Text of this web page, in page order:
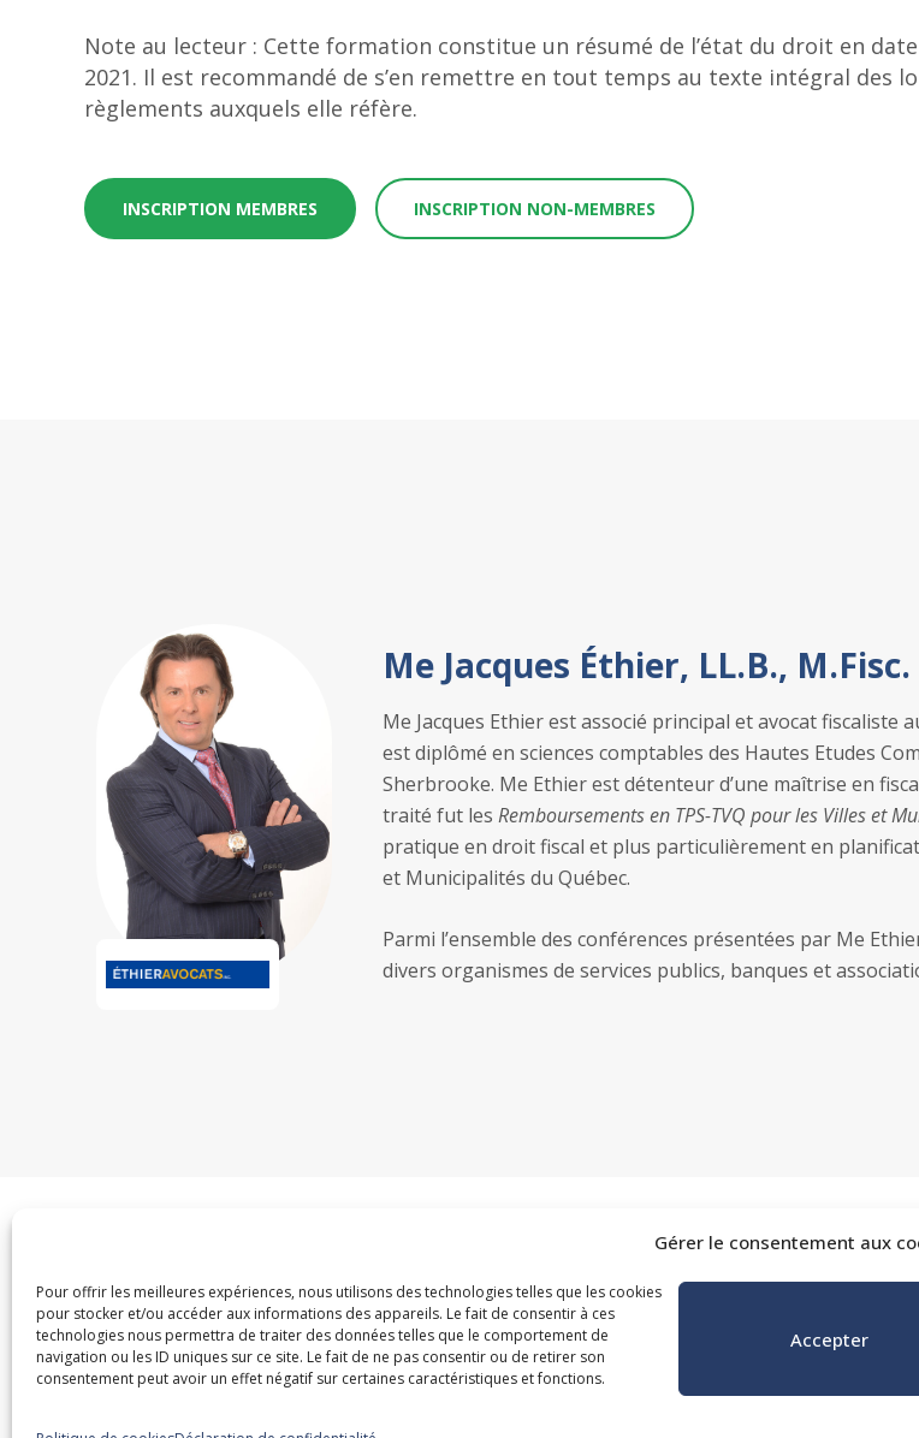
Gérer le consentement aux
Pour offrir les meilleures expériences, nous utilisons des technologies telles que les cookies
pour stocker et/ou accéder aux informations des appareils. Le fait de consentir à ces
technologies nous permettra de traiter des données telles que le comportement de
navigation ou les ID uniques sur ce site. Le fait de ne pas consentir ou de retirer son
consentement peut avoir un effet négatif sur certaines caractéristiques et fonctions.
Accepter
Note au lecteur : Cette formation constitue un résumé de l’état du droit en
2021. Il est recommandé de s’en remettre en tout temps au texte intégral des
règlements auxquels elle réfère.
INSCRIPTION MEMBRES INSCRIPTION NON-MEMBRES
Me Jacques Éthier, LL.B.,
Me Jacques Ethier est associé principal et avocat fiscaliste
est diplômé en sciences comptables des Hautes Etudes
Sherbrooke. Me Ethier est détenteur d’une maîtrise en
traité fut les Remboursements en TPS-TVQ pour les Villes et
pratique en droit fiscal et plus particulièrement en
et Municipalités du Québec.
Parmi l’ensemble des conférences présentées par Me
divers organismes de services publics, banques et
Dans la même catégorie